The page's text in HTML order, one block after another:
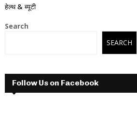
हेल्थ & ब्यूटी
Search
SEARCH
Follow Us on Facebook